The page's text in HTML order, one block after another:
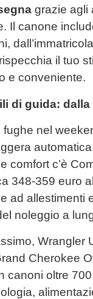
grazie agli
Il canone
il tuo
e conveniente.
di guida: dalla
fughe nel
comfort c’è
348-359 euro
ad allestimenti
noleggio a
Wrangler
Cherokee
canoni oltre